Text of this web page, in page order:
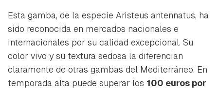
Esta gamba, de la especie Aristeus antennatus, ha
sido reconocida en mercados nacionales e
internacionales por su calidad excepcional. Su
color vivo y su textura sedosa la diferencian
claramente de otras gambas del Mediterráneo. En
temporada alta puede superar los 100 euros por